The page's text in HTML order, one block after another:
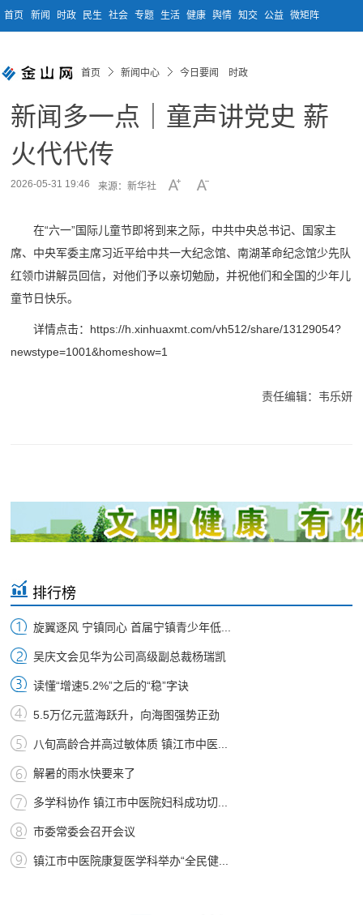
首页 新闻 时政 民生 社会 专题 生活 健康 舆情 知交 公益 微矩阵
首页 新闻中心 今日要闻 时政
新闻多一点｜童声讲党史 薪
火代代传
2026-05-31 19:46 来源：新华社
在“六一”国际儿童节即将到来之际，中共中央总书记、国家主
席、中央军委主席习近平给中共一大纪念馆、南湖革命纪念馆少先队
红领巾讲解员回信，对他们予以亲切勉励，并祝他们和全国的少年儿
童节日快乐。
详情点击：https://h.xinhuaxmt.com/vh512/share/13129054?
newstype=1001&homeshow=1
责任编辑：韦乐妍
排行榜
旋翼逐风 宁镇同心 首届宁镇青少年低...
吴庆文会见华为公司高级副总裁杨瑞凯
读懂“增速5.2%”之后的“稳”字诀
5.5万亿元蓝海跃升，向海图强势正劲
八旬高龄合并高过敏体质 镇江市中医...
解暑的雨水快要来了
多学科协作 镇江市中医院妇科成功切...
市委常委会召开会议
镇江市中医院康复医学科举办“全民健...